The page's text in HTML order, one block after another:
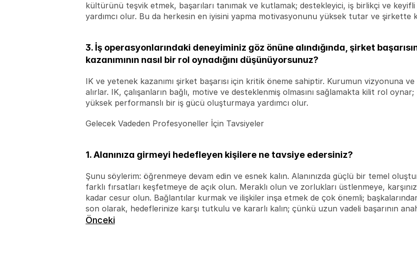
kültürünü teşvik etmek, başarıları tanımak ve kutlamak; destekleyici, iş birlikçi ve
yardımcı olur. Bu da herkesin en iyisini yapma motivasyonunu yüksek tutar ve şirkette
3. İş operasyonlarındaki deneyiminiz göz önüne alındığında, şirket
kazanımının nasıl bir rol oynadığını düşünüyorsunuz?
IK ve yetenek kazanımı şirket başarısı için kritik öneme sahiptir. Kurumun vizyonuna
alırlar. IK, çalışanların bağlı, motive ve desteklenmiş olmasını sağlamakta kilit rol
yüksek performanslı bir iş gücü oluşturmaya yardımcı olur.
Gelecek Vadeden Profesyoneller İçin Tavsiyeler
1. Alanınıza girmeyi hedefleyen kişilere ne tavsiye edersiniz?
Şunu söylerim: öğrenmeye devam edin ve esnek kalın. Alanınızda güçlü bir temel
farklı fırsatları keşfetmeye de açık olun. Meraklı olun ve zorlukları üstlenmeye,
kadar cesur olun. Bağlantılar kurmak ve ilişkiler inşa etmek de çok önemli;
son olarak, hedeflerinize karşı tutkulu ve kararlı kalın; çünkü uzun vadeli başarının
Önceki